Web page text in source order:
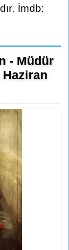
İmdb:
- Müdür
Haziran